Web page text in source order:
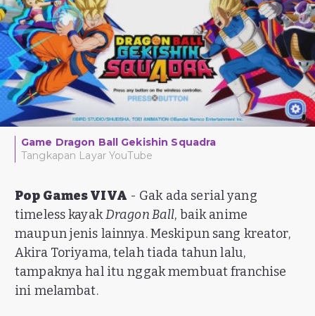
Game Dragon Ball Gekishin Squadra
Tangkapan Layar YouTube
Pop Games VIVA - Gak ada serial yang
timeless kayakDragon Ball, baik anime
maupun jenis lainnya. Meskipun sang kreator,
Akira Toriyama, telah tiada tahun lalu,
tampaknya hal itu nggak membuat franchise
ini melambat.